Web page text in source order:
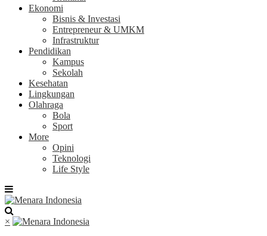
Ekonomi
Bisnis & Investasi
Entrepreneur & UMKM
Infrastruktur
Pendidikan
Kampus
Sekolah
Kesehatan
Lingkungan
Olahraga
Bola
Sport
More
Opini
Teknologi
Life Style
×